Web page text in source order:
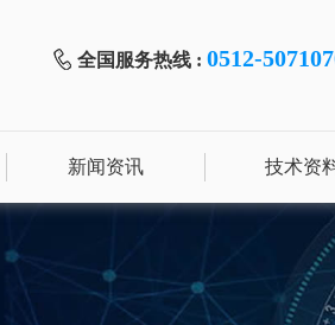
全国服务热线 : 0512-
新闻资讯 技术资